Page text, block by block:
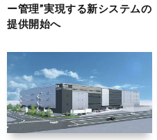
ー管理”実現する新システムの
提供開始へ